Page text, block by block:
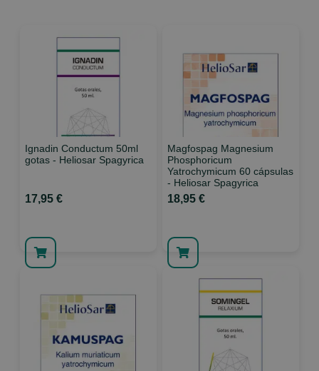
Ignadin Conductum 50ml
gotas - Heliosar Spagyrica
17,95 €
Magfospag Magnesium
Phosphoricum
Yatrochymicum 60 cápsulas
- Heliosar Spagyrica
18,95 €